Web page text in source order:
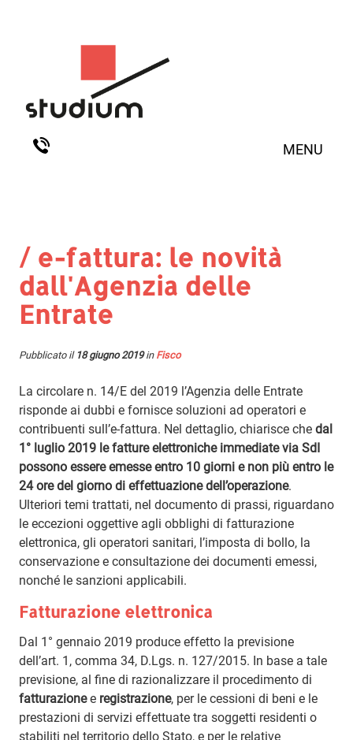
MENU
/ e-fattura: le novità
dall'Agenzia delle
Entrate
Pubblicato il 18 giugno 2019in Fisco
La circolare n. 14/E del 2019 l’Agenzia delle Entrate
risponde ai dubbi e fornisce soluzioni ad operatori e
contribuenti sull’e-fattura. Nel dettaglio, chiarisce che dal
1° luglio 2019 le fatture elettroniche immediate via SdI
possono essere emesse entro 10 giorni e non più entro le
24 ore del giorno di effettuazione dell’operazione.
Ulteriori temi trattati, nel documento di prassi, riguardano
le eccezioni oggettive agli obblighi di fatturazione
elettronica, gli operatori sanitari, l’imposta di bollo, la
conservazione e consultazione dei documenti emessi,
nonché le sanzioni applicabili.
Fatturazione elettronica
Dal 1° gennaio 2019 produce effetto la previsione
dell’art. 1, comma 34, D.Lgs. n. 127/2015. In base a tale
previsione, al fine di razionalizzare il procedimento di
fatturazionee registrazione, per le cessioni di beni e le
prestazioni di servizi effettuate tra soggetti residenti o
stabiliti nel territorio dello Stato, e per le relative